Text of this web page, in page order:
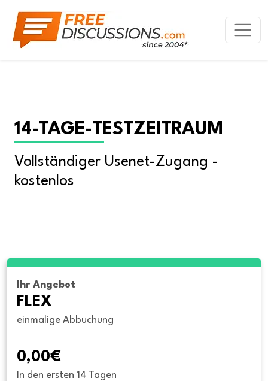
14-TAGE-TESTZEITRAUM
Vollständiger Usenet-Zugang -
kostenlos
Ihr Angebot
FLEX
einmalige Abbuchung
0,00€
In den ersten 14 Tagen